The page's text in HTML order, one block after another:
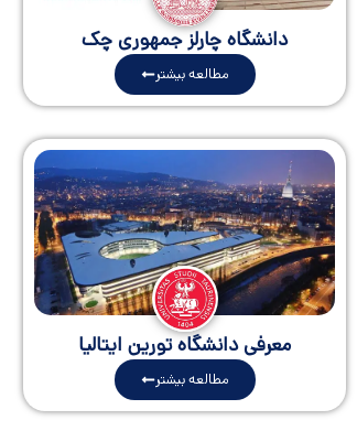
دانشگاه چارلز جمهوری چک
مطالعه بیشتر
معرفی دانشگاه تورین ایتالیا
مطالعه بیشتر